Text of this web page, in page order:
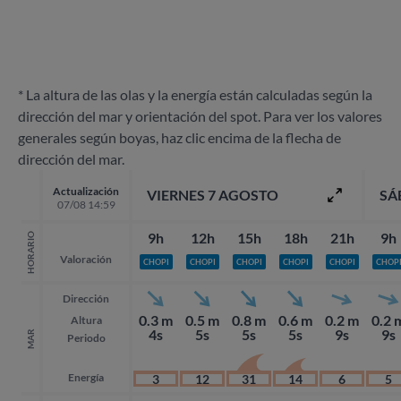
* La altura de las olas y la energía están calculadas según la
dirección del mar y orientación del spot. Para ver los valores
generales según boyas, haz clic encima de la flecha de
dirección del mar.
Actualización
07/08 14:59
HORARIO Valoración
MAR
Dirección
Altura
Periodo
Energía
VIERNES 7 AGOSTO
9h
CHOPI
0.3 m
4s
3
12h
CHOPI
0.5 m
5s
12
15h
CHOPI
0.8 m
5s
31
18h
CHOPI
0.6 m
5s
14
21h
CHOPI
0.2 m
9s
6
9h
CHOPI
0.2
9s
5